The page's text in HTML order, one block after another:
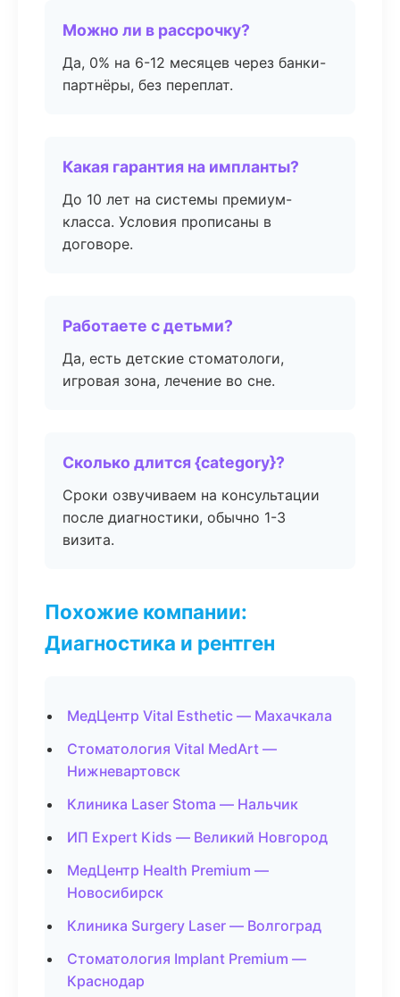
Можно ли в рассрочку?
Да, 0% на 6-12 месяцев через банки-
партнёры, без переплат.
Какая гарантия на импланты?
До 10 лет на системы премиум-
класса. Условия прописаны в
договоре.
Работаете с детьми?
Да, есть детские стоматологи,
игровая зона, лечение во сне.
Сколько длится {category}?
Сроки озвучиваем на консультации
после диагностики, обычно 1-3
визита.
Похожие компании:
Диагностика и рентген
МедЦентр Vital Esthetic — Махачкала
Стоматология Vital MedArt —
Нижневартовск
Клиника Laser Stoma — Нальчик
ИП Expert Kids — Великий Новгород
МедЦентр Health Premium —
Новосибирск
Клиника Surgery Laser — Волгоград
Стоматология Implant Premium —
Краснодар